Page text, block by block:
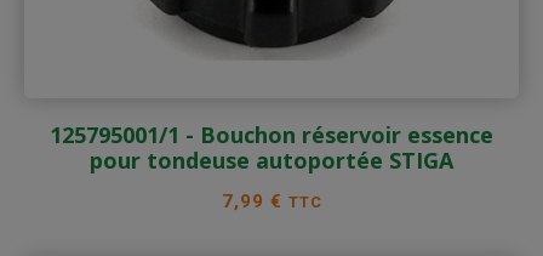
125795001/1 - Bouchon réservoir essence
pour tondeuse autoportée STIGA
Prix
7,99 € TTC